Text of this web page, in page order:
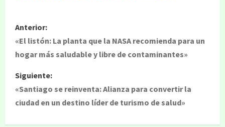
Anterior:
«El listón: La planta que la NASA recomienda para un
hogar más saludable y libre de contaminantes»
Siguiente:
«Santiago se reinventa: Alianza para convertir la
ciudad en un destino líder de turismo de salud»